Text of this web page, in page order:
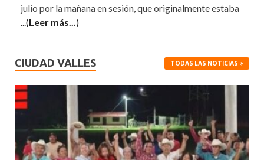
julio por la mañana en sesión, que originalmente estaba
...(Leer más... )
CIUDAD VALLES TODAS LAS NOTICIAS